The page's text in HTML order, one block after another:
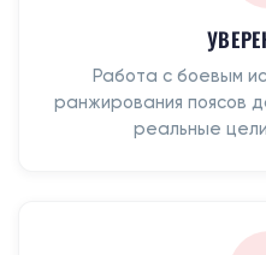
Работа с боевым
ранжирования поясов
реальные